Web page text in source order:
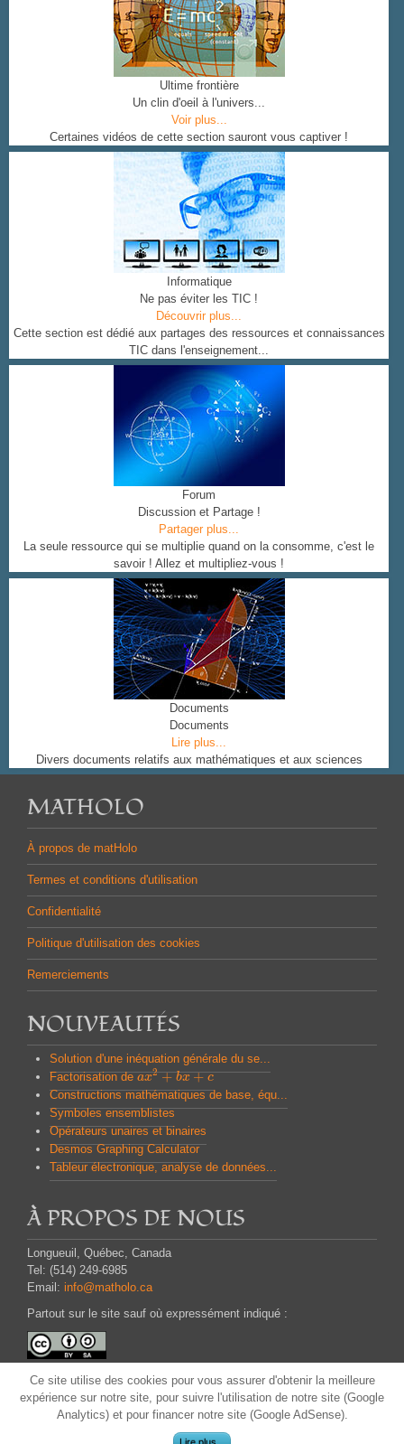
Ultime frontière
Un clin d'oeil à l'univers...
Voir plus...
Certaines vidéos de cette section sauront vous captiver !
Informatique
Ne pas éviter les TIC !
Découvrir plus...
Cette section est dédié aux partages des ressources et connaissances
TIC dans l'enseignement...
Forum
Discussion et Partage !
Partager plus...
La seule ressource qui se multiplie quand on la consomme, c'est le
savoir ! Allez et multipliez-vous !
Documents
Documents
Lire plus...
Divers documents relatifs aux mathématiques et aux sciences
MATHOLO
À propos de matHolo
Termes et conditions d'utilisation
Confidentialité
Politique d'utilisation des cookies
Remerciements
NOUVEAUTÉS
Solution d'une inéquation générale du se...
Factorisation deax2 + bx + c
ax2+bx +c
Constructions mathématiques de base, équ...
Symboles ensemblistes
Opérateurs unaires et binaires
Desmos Graphing Calculator
Tableur électronique, analyse de données...
À PROPOS DE NOUS
Longueuil, Québec, Canada
Tel: (514) 249-6985
Email: info@matholo.ca
Partout sur le site sauf où expressément indiqué :
Attribution - Partage dans les Mêmes Conditions
CC BY-SA
Ce site utilise des cookies pour vous assurer d'obtenir la meilleure
expérience sur notre site, pour suivre l'utilisation de notre site (Google
Analytics) et pour financer notre site(Google AdSense).